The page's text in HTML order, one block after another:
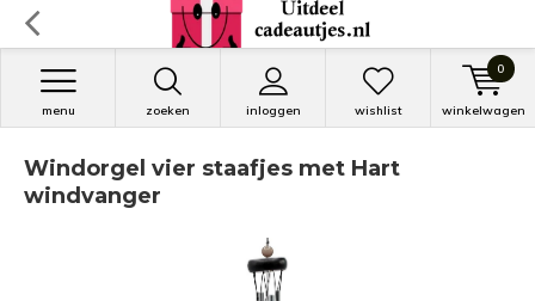
zoeken inloggen
menu wishlist winkelwagen
0
Windorgel vier staafjes met Hart
windvanger